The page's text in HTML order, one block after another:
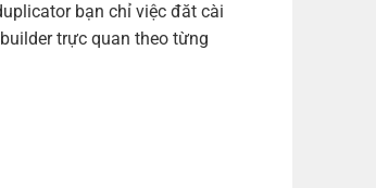
bạn chỉ việc đăt cài
trực quan theo từng